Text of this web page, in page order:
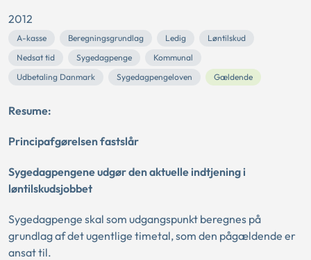
2012
A-kasse Beregningsgrundlag Ledig
Løntilskud
Nedsat tid
Sygedagpenge
Kommunal
Udbetaling Danmark
Sygedagpengeloven Gældende
Resume:
Principafgørelsen fastslår
Sygedagpengene udgør den aktuelle indtjening i
løntilskudsjobbet
Sygedagpenge skal som udgangspunkt beregnes på
grundlag af det ugentlige timetal, som den pågældende er
ansat til.